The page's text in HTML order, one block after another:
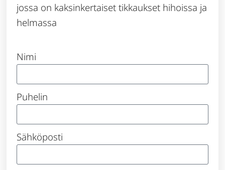
jossa on kaksinkertaiset tikkaukset hihoissa ja
helmassa
Nimi
Puhelin
Sähköposti